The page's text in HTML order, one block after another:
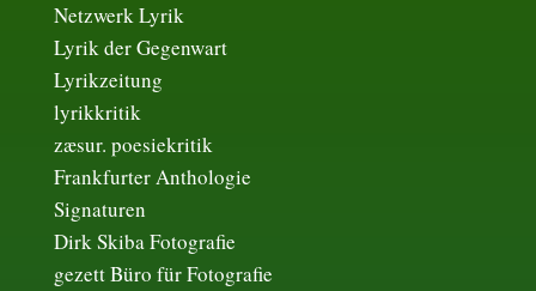
Netzwerk Lyrik
Lyrik der Gegenwart
Lyrikzeitung
lyrikkritik
zæsur. poesiekritik
Frankfurter Anthologie
Signaturen
Dirk Skiba Fotografie
gezett Büro für Fotografie